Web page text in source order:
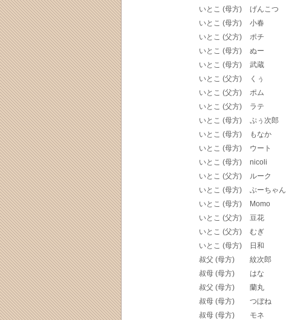
いとこ (母方) げんこつ
いとこ (母方) 小春
いとこ (父方) ポチ
いとこ (母方) ぬー
いとこ (母方) 武蔵
いとこ (父方) くぅ
いとこ (父方) ポム
いとこ (父方) ラテ
いとこ (母方) ぷぅ次郎
いとこ (母方) もなか
いとこ (母方) ウート
いとこ (母方) nicoli
いとこ (父方) ルーク
いとこ (母方) ぶーちゃん
いとこ (母方) Momo
いとこ (父方) 豆花
いとこ (父方) むぎ
いとこ (母方) 日和
叔父 (母方) 紋次郎
叔母 (母方) はな
叔父 (母方) 蘭丸
叔母 (母方) つぼね
叔母 (母方) モネ